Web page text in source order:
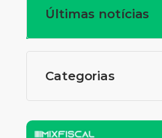
Últimas notícias
Categorias